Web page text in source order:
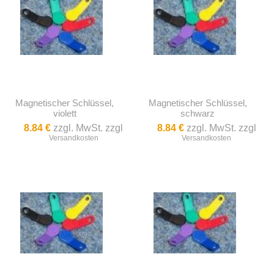
Magnetischer Schlüssel,
violett
8.84 € zzgl. MwSt. zzgl
Versandkosten
Magnetischer Schlüssel,
schwarz
8.84 €zzgl. MwSt. zzgl
Versandkosten